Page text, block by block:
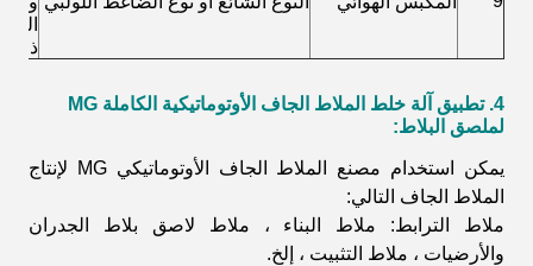
ذلك.
4. تطبيق آلة خلط الملاط الجاف الأوتوماتيكية الكاملة MG
لملصق البلاط:
يمكن استخدام مصنع الملاط الجاف الأوتوماتيكي MG لإنتاج
الملاط الجاف التالي:
ملاط الترابط: ملاط ​​البناء ، ملاط ​​لاصق بلاط الجدران
والأرضيات ، ملاط ​​التثبيت ، إلخ.